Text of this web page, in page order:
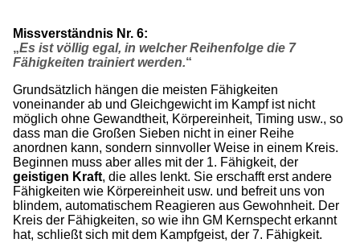
Missverständnis Nr. 6:
„Es ist völlig egal, in welcher Reihenfolge die 7
Fähigkeiten trainiert werden.“
Grundsätzlich hängen die meisten Fähigkeiten
voneinander ab und Gleichgewicht im Kampf ist nicht
möglich ohne Gewandtheit, Körpereinheit, Timing usw., so
dass man die Großen Sieben nicht in einer Reihe
anordnen kann, sondern sinnvoller Weise in einem Kreis.
Beginnen muss aber alles mit der 1. Fähigkeit, der
geistigen Kraft, die alles lenkt. Sie erschafft erst andere
Fähigkeiten wie Körpereinheit usw. und befreit uns von
blindem, automatischem Reagieren aus Gewohnheit. Der
Kreis der Fähigkeiten, so wie ihn GM Kernspecht erkannt
hat, schließt sich mit dem Kampfgeist, der 7. Fähigkeit.